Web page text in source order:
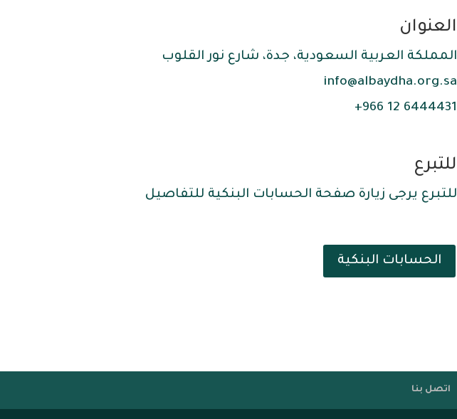
العنوان
المملكة العربية السعودية، جدة، شارع نور القلوب
info@albaydha.org.sa
6444431 12 966+
للتبرع
للتبرع يرجى زيارة صفحة الحسابات البنكية للتفاصيل
الحسابات البنكية
اتصل بنا